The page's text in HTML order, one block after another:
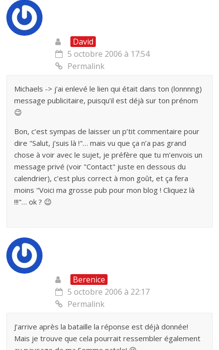
David
5 octobre 2006 à 17:54
Permalink
Michaels -> j’ai enlevé le lien qui était dans ton (lonnnng)
message publicitaire, puisqu’il est déjà sur ton prénom
😉
Bon, c’est sympas de laisser un p’tit commentaire pour
dire "Salut, j’suis là !"… mais vu que ça n’a pas grand
chose à voir avec le sujet, je préfère que tu m’envois un
message privé (voir "Contact" juste en dessous du
calendrier), c’est plus correct à mon goût, et ça fera
moins "Voici ma grosse pub pour mon blog ! Cliquez là
!!!"… ok ? 😉
Berenice
5 octobre 2006 à 22:17
Permalink
J’arrive après la bataille la réponse est déjà donnée!
Mais je trouve que cela pourrait ressembler également